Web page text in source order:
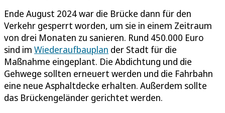
Ende August 2024 war die Brücke dann für den
Verkehr gesperrt worden, um sie in einem Zeitraum
von drei Monaten zu sanieren. Rund 450.000 Euro
sind im Wiederaufbauplan der Stadt für die
Maßnahme eingeplant. Die Abdichtung und die
Gehwege sollten erneuert werden und die Fahrbahn
eine neue Asphaltdecke erhalten. Außerdem sollte
das Brückengeländer gerichtet werden.